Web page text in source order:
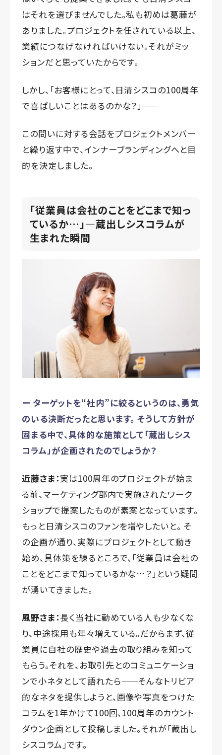
はそれを選びませんでした。私も初めは葛藤が
ありました。プロジェクトを任されている以上、
業績につなげなければいけない。それがミッ
ションだと思っていたからです。
しかし、「お客様にとって、日清シスコの100周年
で喜ばしいことはあるのかな？」——
この問いに対する会話をプロジェクトメンバー
と繰り返す中で、インナーブランディングへと目
的を決定しました。
「従業員は会社のことをどこまで知っ
ているか…」―蔵出しシスコラムが
生まれた瞬間
ー ターゲットを“社内”に絞るというのは、勇気
のいる決断だったと思います。 そうして方針が
固まる中で、具体的な施策として「蔵出しシス
コラム」が企画されたのでしょうか？
近藤さま：実は100周年のプロジェクトが始ま
る前、マーケティング部内で実施されたワーク
ショップで提案したものが素案となっています。
もっと⽇清シスコのファンを増やしたいと。 そ
の企画が通り、実際にプロジェクトとして動き
始め、具体策を練るところで、「従業員は会社の
ことをどこまで知っているかな…？」という疑問
が湧いてきました。
風野さま：長く当社に勤めている人も少なくな
り、中途採用も年々増えている。だからまず、従
業員に自社の歴史や過去の取り組みを知って
もらう。それを、お取引先とのコミュニケーショ
ンで小ネタとして語れたら——そんなトリビア
的なネタを提供しようと、画像や写真をつけた
コラムを1年かけて100回、100周年のカウント
ダウン企画として投稿しました。それが「蔵出し
シスコラム」です。